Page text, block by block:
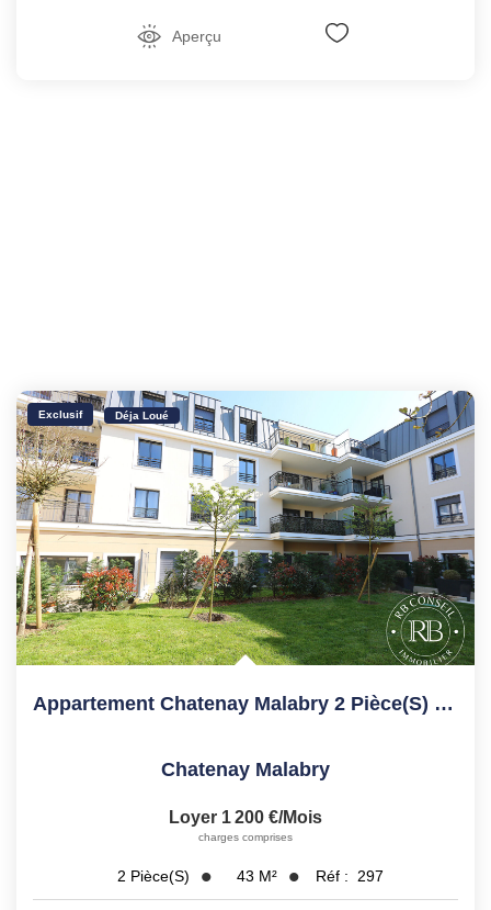
Aperçu
Exclusif Déja Loué
Appartement Chatenay Malabry 2 Pièce(s) 42.69 M2
Chatenay Malabry
Loyer 1 200 €/mois
charges comprises
2 Pièce(s) 43 M² Réf : 297